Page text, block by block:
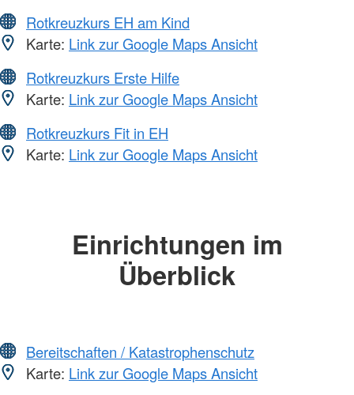
Rotkreuzkurs EH am Kind
Karte: Link zur Google Maps Ansicht
Rotkreuzkurs Erste Hilfe
Karte: Link zur Google Maps Ansicht
Rotkreuzkurs Fit in EH
Karte: Link zur Google Maps Ansicht
Einrichtungen im
Überblick
Bereitschaften / Katastrophenschutz
Karte: Link zur Google Maps Ansicht